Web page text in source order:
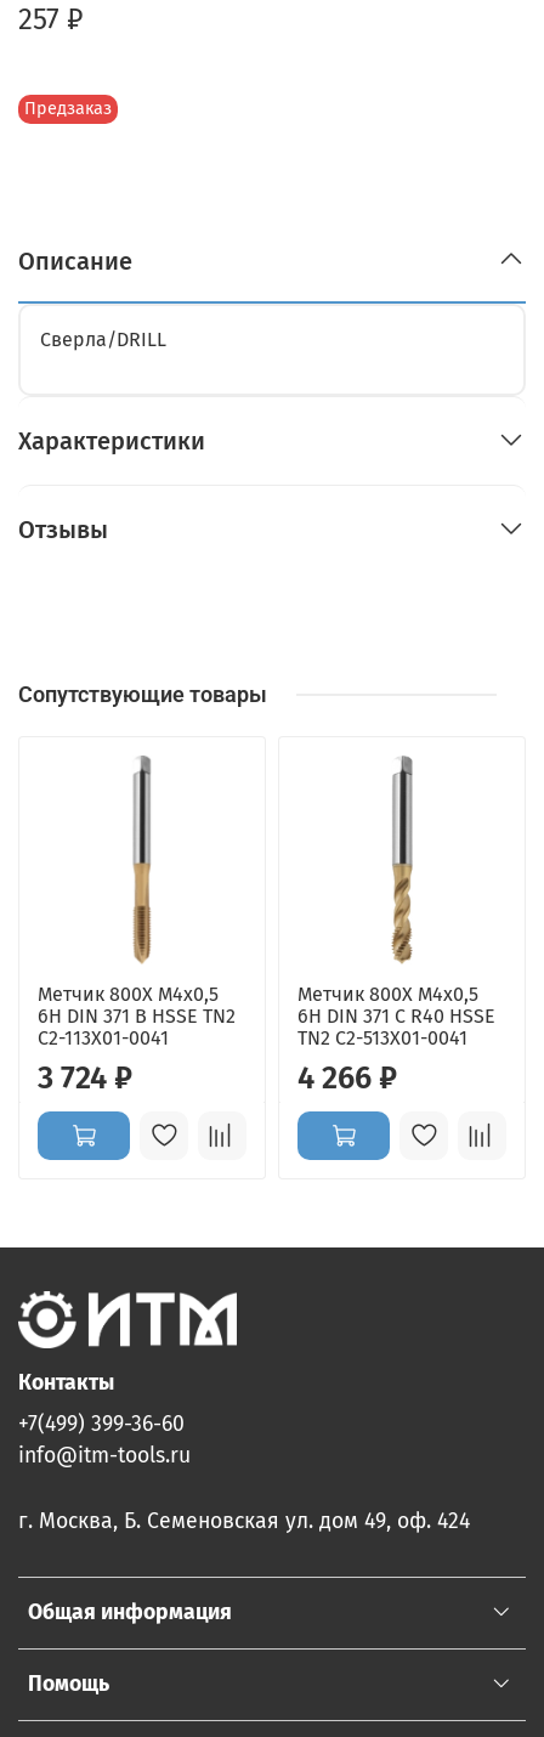
Предзаказ
257 ₽
Описание
Сверла/DRILL
Характеристики
Отзывы
Сопутствующие товары
Метчик 800X M4x0,5
6H DIN 371 B HSSE TN2
C2-113X01-0041
3 724 ₽
Метчик 800X M4x0,5
6H DIN 371 C R40 HSSE
TN2 C2-513X01-0041
4 266 ₽
Общая информация
Помощь
Контакты
+7(499) 399-36-60
info@itm-tools.ru
г. Москва, Б. Семеновская ул. дом 49, оф. 424